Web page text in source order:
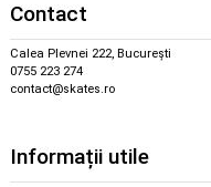
Contact
Calea Plevnei 222, București
0755 223 274
contact@skates.ro
Informații utile